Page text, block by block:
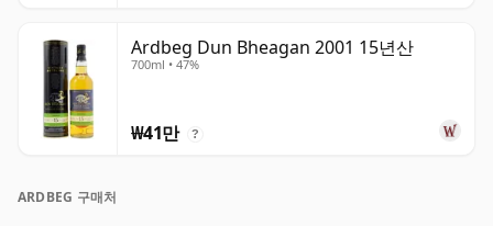
Ardbeg Dun Bheagan 2001 15년산
700ml • 47%
₩41만 ?
ARDBEG 구매처